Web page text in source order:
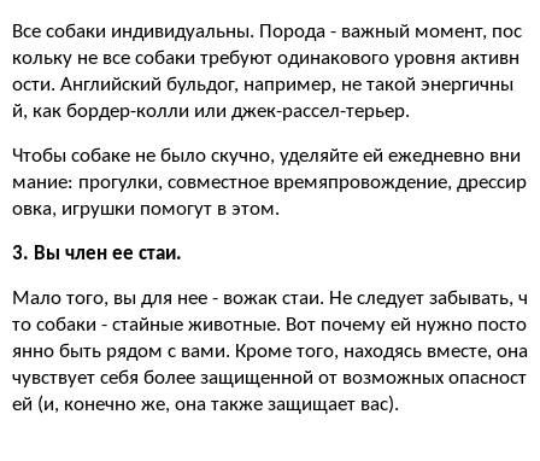
Все собаки индивидуальны. Порода - важный момент, пос
кольку не все собаки требуют одинакового уровня активн
ости. Английский бульдог, например, не такой энергичны
й, как бордер-колли или джек-рассел-терьер.
Чтобы собаке не было скучно, уделяйте ей ежедневно вни
мание: прогулки, совместное времяпровождение, дрессир
овка, игрушки помогут в этом.
3. Вы член ее стаи.
Мало того, вы для нее - вожак стаи. Не следует забывать, ч
то собаки - стайные животные. Вот почему ей нужно посто
янно быть рядом с вами. Кроме того, находясь вместе, она
чувствует себя более защищенной от возможных опасност
ей (и, конечно же, она также защищает вас).